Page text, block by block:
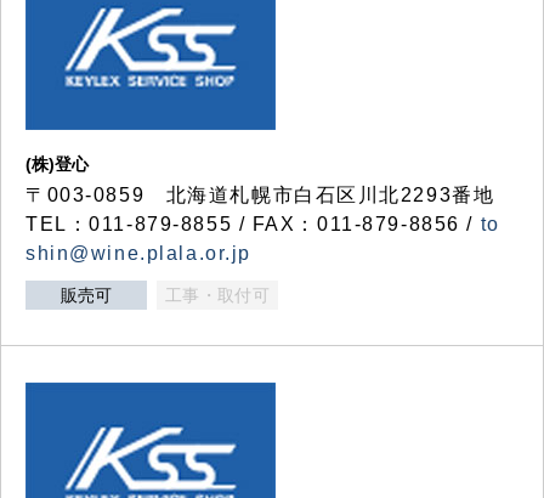
(株)登心
〒003-0859 北海道札幌市白石区川北2293番地
TEL：011-879-8855 / FAX：011-879-8856 / to
shin@wine.plala.or.jp
販売可 工事・取付可